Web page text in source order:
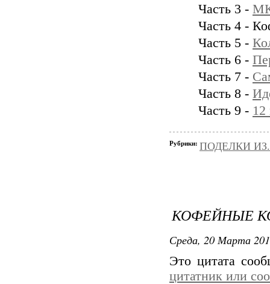
Часть 3 - МК
Часть 4 -
Часть 5 -
Часть 6 -
Часть 7 -
Часть 8 -
Часть 9 - 12
Рубрики: ПОДЕЛКИ
КОФЕЙНЫЕ
Среда, 20 Марта
Это цитата
цитатник или